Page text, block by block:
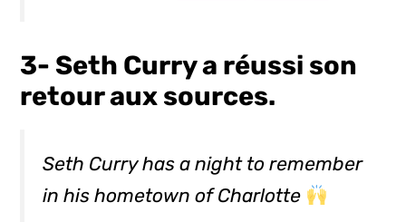
3- Seth Curry a réussi son
retour aux sources.
Seth Curry has a night to remember
in his hometown of Charlotte